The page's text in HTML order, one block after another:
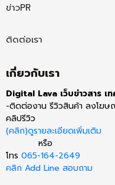
ข่าวPR
ติดต่อเรา
เกี่ยวกับเรา
Digital Lava เว็บข่าวสาร เ
-ติดต่องาน รีวิวสินค้า ลงโฆษณ
คลิปรีวิว
(คลิก)ดูรายละเอียดเพิ่มเติม
หรือ
โทร 065-164-2649
คลิก Add Line สอบถาม